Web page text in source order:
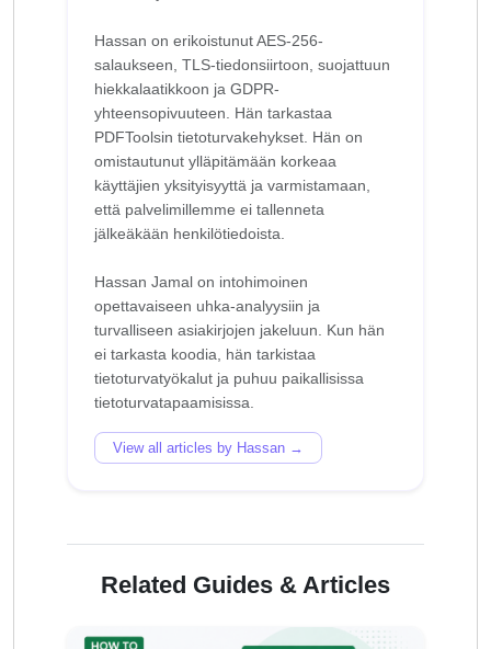
Hassan on erikoistunut AES-256-
salaukseen, TLS-tiedonsiirtoon, suojattuun
hiekkalaatikkoon ja GDPR-
yhteensopivuuteen. Hän tarkastaa
PDFToolsin tietoturvakehykset. Hän on
omistautunut ylläpitämään korkeaa
käyttäjien yksityisyyttä ja varmistamaan,
että palvelimillemme ei tallenneta
jälkeäkään henkilötiedoista.
Hassan Jamal on intohimoinen
opettavaiseen uhka-analyysiin ja
turvalliseen asiakirjojen jakeluun. Kun hän
ei tarkasta koodia, hän tarkistaa
tietoturvatyökalut ja puhuu paikallisissa
View all articles by Hassan →
Related Guides & Articles